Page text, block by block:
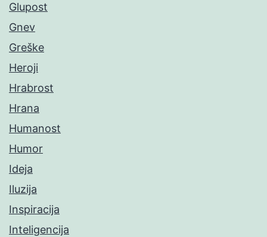
Glupost
Gnev
Greške
Heroji
Hrabrost
Hrana
Humanost
Humor
Ideja
Iluzija
Inspiracija
Inteligencija